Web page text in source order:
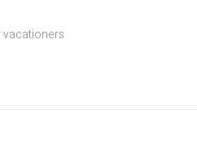
vacationers